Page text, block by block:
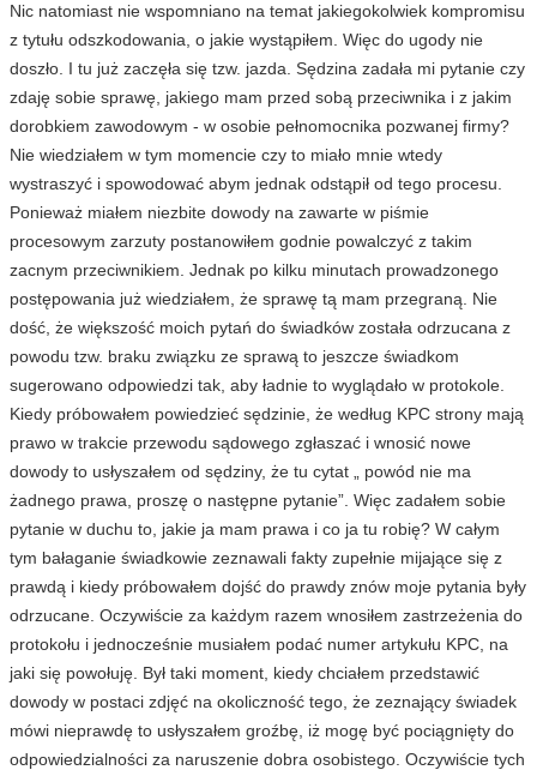
Nic natomiast nie wspomniano na temat jakiegokolwiek kompromisu
z tytułu odszkodowania, o jakie wystąpiłem. Więc do ugody nie
doszło. I tu już zaczęła się tzw. jazda. Sędzina zadała mi pytanie czy
zdaję sobie sprawę, jakiego mam przed sobą przeciwnika i z jakim
dorobkiem zawodowym - w osobie pełnomocnika pozwanej firmy?
Nie wiedziałem w tym momencie czy to miało mnie wtedy
wystraszyć i spowodować abym jednak odstąpił od tego procesu.
Ponieważ miałem niezbite dowody na zawarte w piśmie
procesowym zarzuty postanowiłem godnie powalczyć z takim
zacnym przeciwnikiem. Jednak po kilku minutach prowadzonego
postępowania już wiedziałem, że sprawę tą mam przegraną. Nie
dość, że większość moich pytań do świadków została odrzucana z
powodu tzw. braku związku ze sprawą to jeszcze świadkom
sugerowano odpowiedzi tak, aby ładnie to wyglądało w protokole.
Kiedy próbowałem powiedzieć sędzinie, że według KPC strony mają
prawo w trakcie przewodu sądowego zgłaszać i wnosić nowe
dowody to usłyszałem od sędziny, że tu cytat „ powód nie ma
żadnego prawa, proszę o następne pytanie”. Więc zadałem sobie
pytanie w duchu to, jakie ja mam prawa i co ja tu robię? W całym
tym bałaganie świadkowie zeznawali fakty zupełnie mijające się z
prawdą i kiedy próbowałem dojść do prawdy znów moje pytania były
odrzucane. Oczywiście za każdym razem wnosiłem zastrzeżenia do
protokołu i jednocześnie musiałem podać numer artykułu KPC, na
jaki się powołuję. Był taki moment, kiedy chciałem przedstawić
dowody w postaci zdjęć na okoliczność tego, że zeznający świadek
mówi nieprawdę to usłyszałem groźbę, iż mogę być pociągnięty do
odpowiedzialności za naruszenie dobra osobistego. Oczywiście tych